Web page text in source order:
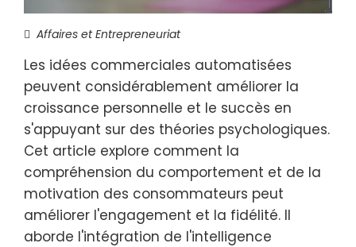
Affaires et Entrepreneuriat
Les idées commerciales automatisées
peuvent considérablement améliorer la
croissance personnelle et le succès en
s'appuyant sur des théories psychologiques.
Cet article explore comment la
compréhension du comportement et de la
motivation des consommateurs peut
améliorer l'engagement et la fidélité. Il
aborde l'intégration de l'intelligence